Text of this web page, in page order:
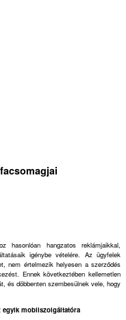
hasonlóan hangzatos reklámjaikkal,
igénybe vételére. Az ügyfelek
nem értelmezik helyesen a szerződés
Ennek következtében kellemetlen
és döbbenten szembesülnek vele, hogy
egyik mobilszolgáltatóra